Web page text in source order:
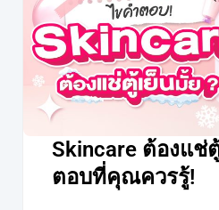
Skincare ต้องแช่
ตอบที่คุณควรรู้!